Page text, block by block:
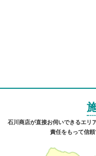
石川商店が直接お伺いできるエリ
責任をもって信頼